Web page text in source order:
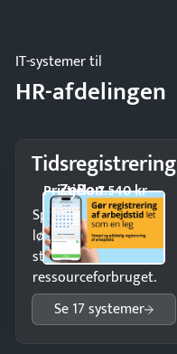
IT-systemer til
HR-afdelingen
Tidsregistrering
ZeBon
Pristjek: 7.540 kr
Spar tid på
lønberegning og få
styr på
ressourceforbruget.
Se 17 systemer